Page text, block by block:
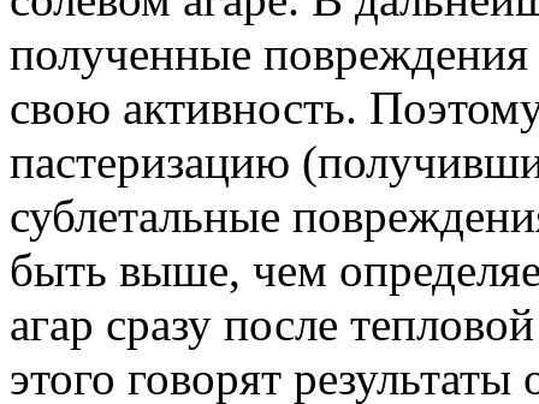
полученные
свою активность.
пастеризацию
сублетальные
быть выше, чем
агар сразу после
этого говорят